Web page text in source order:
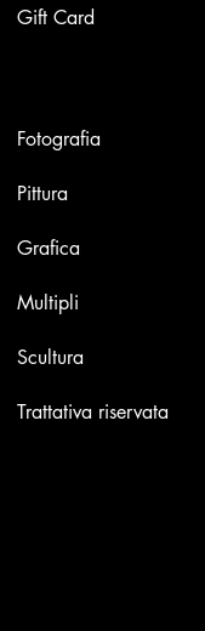
Gift Card
Fotografia
Pittura
Grafica
Multipli
Scultura
Trattativa riservata